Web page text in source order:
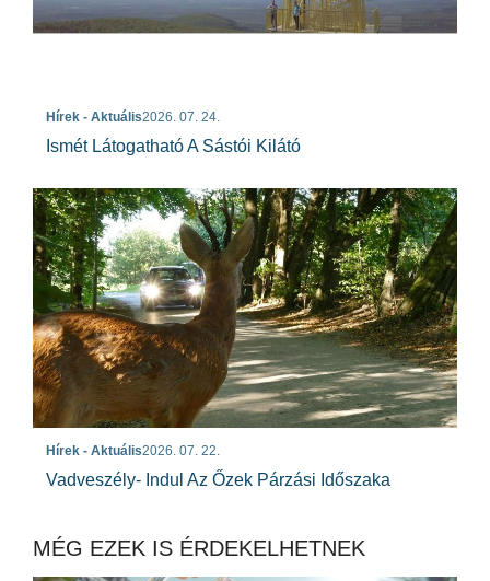
Hírek - Aktuális2026. 07. 24.
Ismét Látogatható A Sástói Kilátó
Hírek - Aktuális2026. 07. 22.
Vadveszély- Indul Az Őzek Párzási Időszaka
MÉG EZEK IS ÉRDEKELHETNEK